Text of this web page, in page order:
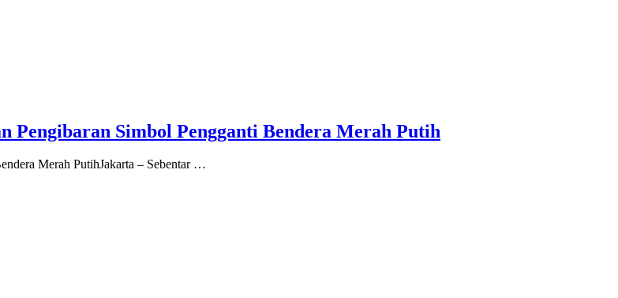
Pengibaran Simbol Pengganti Bendera Merah Putih
Merah PutihJakarta – Sebentar …